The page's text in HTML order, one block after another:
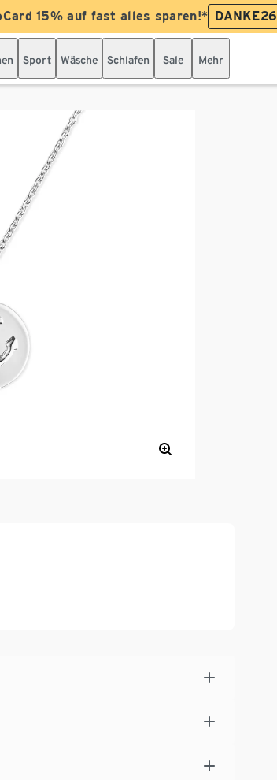
15% auf fast alles sparen!* DANKE26
Sport Wäsche Schlafen Sale Mehr